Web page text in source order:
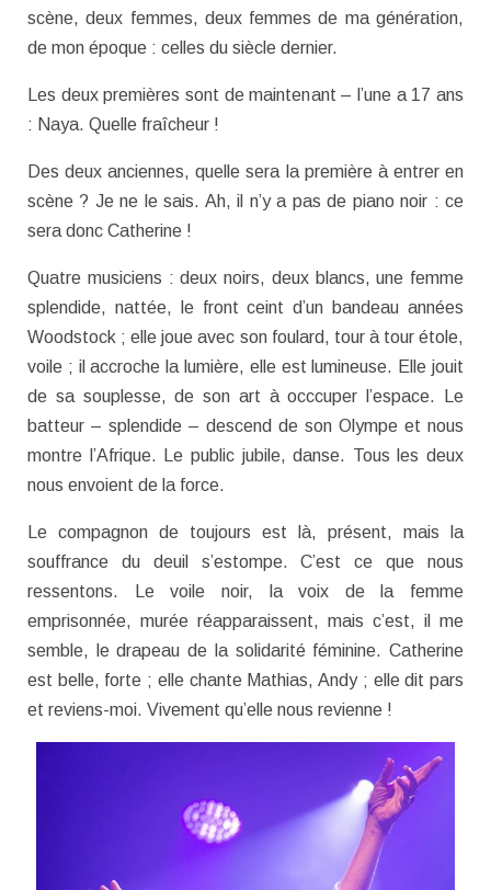
scène, deux femmes, deux femmes de ma génération,
de mon époque : celles du siècle dernier.
Les deux premières sont de maintenant – l’une a 17 ans
: Naya. Quelle fraîcheur !
Des deux anciennes, quelle sera la première à entrer en
scène ? Je ne le sais. Ah, il n’y a pas de piano noir : ce
sera donc Catherine !
Quatre musiciens : deux noirs, deux blancs, une femme
splendide, nattée, le front ceint d’un bandeau années
Woodstock ; elle joue avec son foulard, tour à tour étole,
voile ; il accroche la lumière, elle est lumineuse. Elle jouit
de sa souplesse, de son art à occcuper l’espace. Le
batteur – splendide – descend de son Olympe et nous
montre l’Afrique. Le public jubile, danse. Tous les deux
nous envoient de la force.
Le compagnon de toujours est là, présent, mais la
souffrance du deuil s’estompe. C’est ce que nous
ressentons. Le voile noir, la voix de la femme
emprisonnée, murée réapparaissent, mais c’est, il me
semble, le drapeau de la solidarité féminine. Catherine
est belle, forte ; elle chante Mathias, Andy ; elle dit pars
et reviens-moi. Vivement qu’elle nous revienne !